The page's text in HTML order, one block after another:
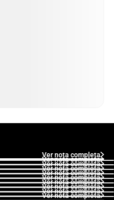
Ver nota completa
Ver nota completa
Ver nota completa
Ver nota completa
Ver nota completa
Ver nota completa
Ver nota completa
Ver nota completa
Ver nota completa
Ver nota completa